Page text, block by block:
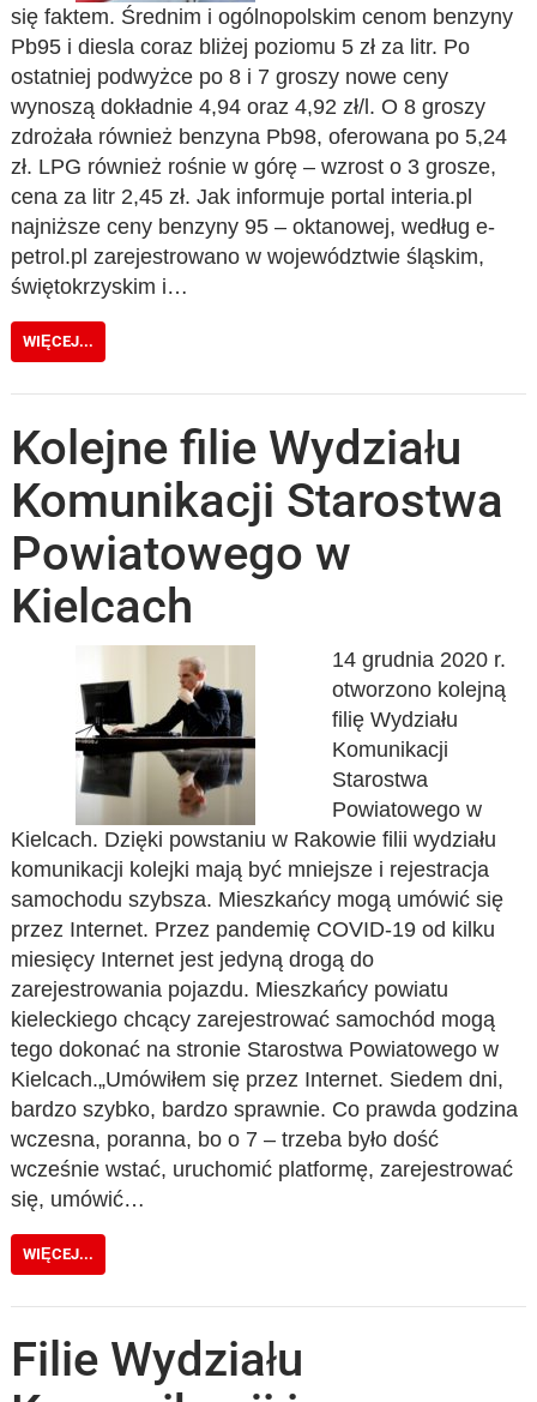
się faktem. Średnim i ogólnopolskim cenom benzyny
Pb95 i diesla coraz bliżej poziomu 5 zł za litr. Po
ostatniej podwyżce po 8 i 7 groszy nowe ceny
wynoszą dokładnie 4,94 oraz 4,92 zł/l. O 8 groszy
zdrożała również benzyna Pb98, oferowana po 5,24
zł. LPG również rośnie w górę – wzrost o 3 grosze,
cena za litr 2,45 zł. Jak informuje portal interia.pl
najniższe ceny benzyny 95 – oktanowej, według e-
petrol.pl zarejestrowano w województwie śląskim,
świętokrzyskim i…
WIĘCEJ...
Kolejne filie Wydziału
Komunikacji Starostwa
Powiatowego w
Kielcach
14 grudnia 2020 r.
otworzono kolejną
filię Wydziału
Komunikacji
Starostwa
Powiatowego w
Kielcach. Dzięki powstaniu w Rakowie filii wydziału
komunikacji kolejki mają być mniejsze i rejestracja
samochodu szybsza. Mieszkańcy mogą umówić się
przez Internet. Przez pandemię COVID-19 od kilku
miesięcy Internet jest jedyną drogą do
zarejestrowania pojazdu. Mieszkańcy powiatu
kieleckiego chcący zarejestrować samochód mogą
tego dokonać na stronie Starostwa Powiatowego w
Kielcach.„Umówiłem się przez Internet. Siedem dni,
bardzo szybko, bardzo sprawnie. Co prawda godzina
wczesna, poranna, bo o 7 – trzeba było dość
wcześnie wstać, uruchomić platformę, zarejestrować
się, umówić…
WIĘCEJ...
Filie Wydziału